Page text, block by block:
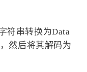
符串转换为Data
然后将其解码为